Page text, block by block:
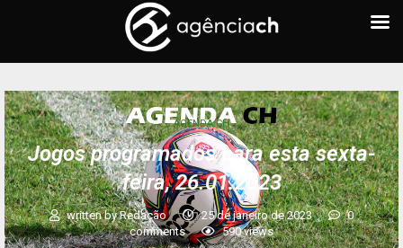
AGENDA CH
Jogos programados para esta sexta-
feira, 26.01.2023
written byRedação 25 de janeiro de 2023
0
comments
590views